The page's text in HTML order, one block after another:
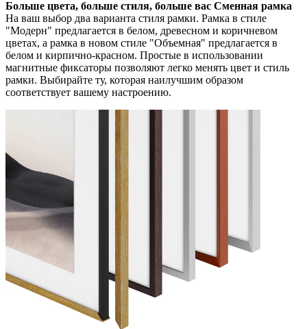
Больше цвета, больше стиля, больше вас Сменная рамка
На ваш выбор два варианта стиля рамки. Рамка в стиле
"Модерн" предлагается в белом, древесном и коричневом
цветах, а рамка в новом стиле "Объемная" предлагается в
белом и кирпично-красном. Простые в использовании
магнитные фиксаторы позволяют легко менять цвет и стиль
рамки. Выбирайте ту, которая наилучшим образом
соответствует вашему настроению.